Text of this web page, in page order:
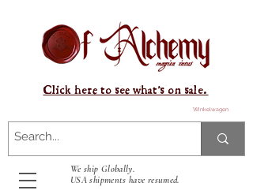
Winkelwagen
We ship Globally.
USA shipments have resumed.
Click here to see what's on sale.